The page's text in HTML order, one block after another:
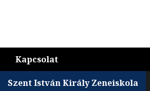
Kapcsolat
Szent István Király Zeneiskola